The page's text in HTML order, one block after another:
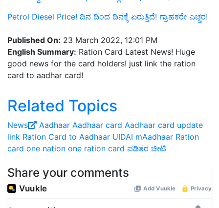
Petrol Diesel Price! ದಿನ ದಿಂದ ದಿನಕ್ಕೆ ಏರುತ್ತಿದೆ! ಗ್ರಾಹಕರೇ ಎಚ್ಚರ!
Published On: 23 March 2022, 12:01 PM
English Summary: Ration Card Latest News! Huge
good news for the card holders! just link the ration
card to aadhar card!
Related Topics
News Aadhaar Aadhaar card Aadhaar card update
link Ration Card to Aadhaar UIDAI mAadhaar Ration
card one nation one ration card ಪಡಿತರ ಚೀಟಿ
Share your comments